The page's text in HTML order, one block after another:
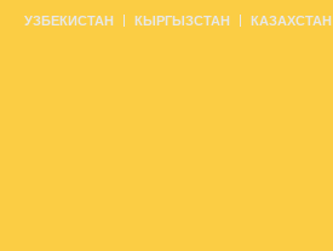
УЗБЕКИСТАН КЫРГЫЗСТАН КАЗАХСТАН